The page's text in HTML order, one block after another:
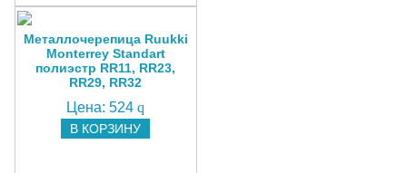
Металлочерепица Ruukki
Monterrey Standart
полиэстр RR11, RR23,
RR29, RR32
Цена:524 q
В КОРЗИНУ